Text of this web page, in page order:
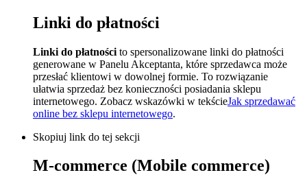
Linki do płatności
Linki do płatności to spersonalizowane linki do płatności
generowane w Panelu Akceptanta, które sprzedawca może
przesłać klientowi w dowolnej formie. To rozwiązanie
ułatwia sprzedaż bez konieczności posiadania sklepu
internetowego. Zobacz wskazówki w tekścieJak sprzedawać
online bez sklepu internetowego.
Skopiuj link do tej sekcji
M-commerce (Mobile commerce)